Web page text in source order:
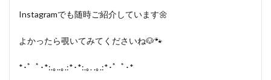
Instagramでも随時ご紹介しています🌼
よかったら覗いてみてくださいね🐶🐾
*･゜ﾟ･*:.｡..｡.:*･*:.｡. .｡.:*･゜ﾟ･*